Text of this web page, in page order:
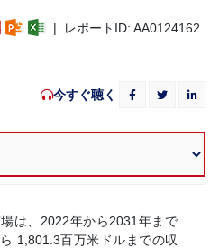
| レポートID: AA0124162
今すぐ聴く
は、2022年から2031年まで
1,801.3百万米ドルまでの収